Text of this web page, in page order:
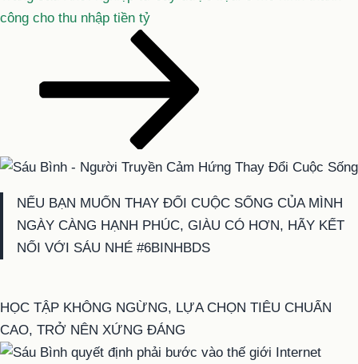
tiếp
công cho thu nhập tiền tỷ
NẾU BẠN MUỐN THAY ĐỔI CUỘC SỐNG CỦA MÌNH
NGÀY CÀNG HẠNH PHÚC, GIÀU CÓ HƠN, HÃY KẾT
NỐI VỚI SÁU NHÉ #6BINHBDS
HỌC TẬP KHÔNG NGỪNG, LỰA CHỌN TIÊU CHUẨN
CAO, TRỞ NÊN XỨNG ĐÁNG